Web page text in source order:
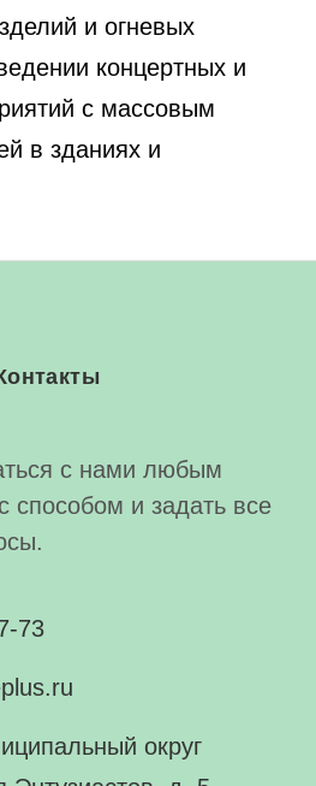
и огневых
концертных и
с массовым
в зданиях и
с нами любым
способом и задать все
73
округ